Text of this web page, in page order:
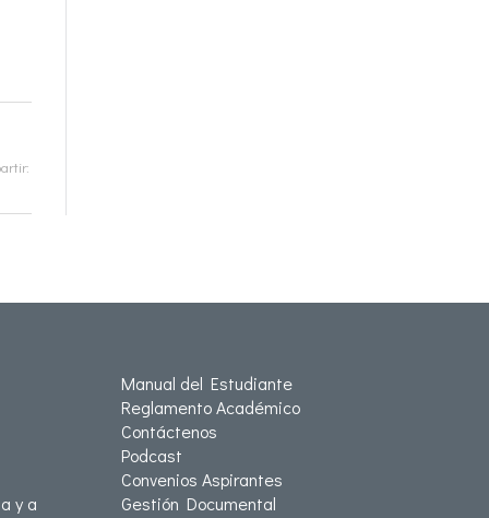
y a
Manual del Estudiante
Reglamento Académico
Contáctenos
Podcast
Convenios Aspirantes
Gestión Documental